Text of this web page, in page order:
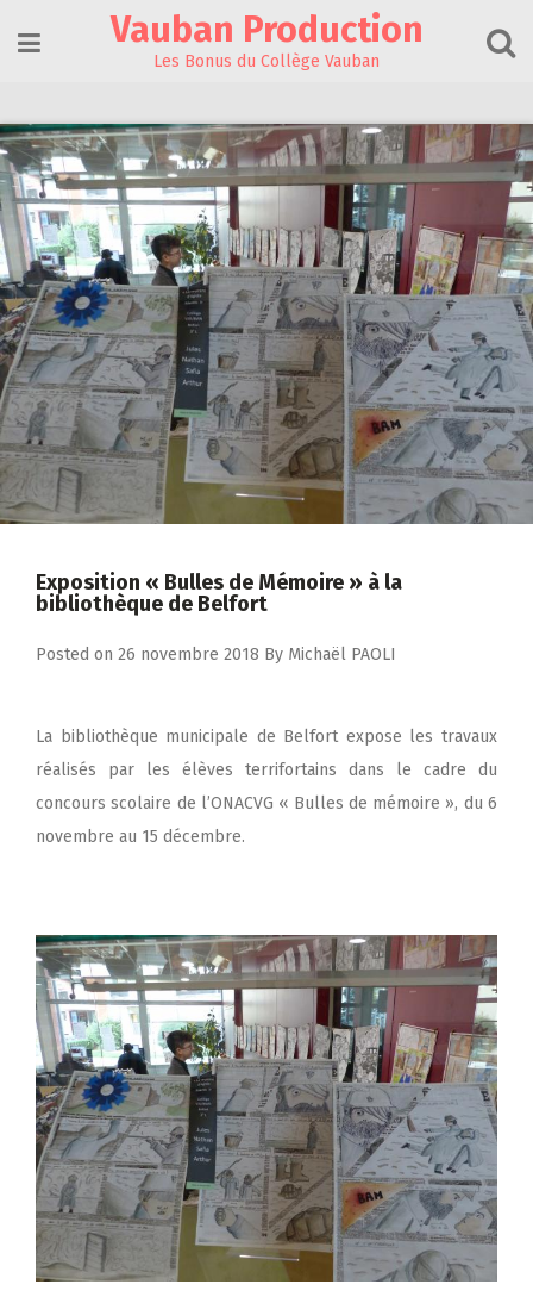
content
Vauban Production
Les Bonus du Collège Vauban
Exposition « Bulles de Mémoire » à la
bibliothèque de Belfort
Posted on 26 novembre 2018 By Michaël PAOLI
La bibliothèque municipale de Belfort expose les travaux
réalisés par les élèves terrifortains dans le cadre du
concours scolaire de l’ONACVG « Bulles de mémoire », du 6
novembre au 15 décembre.